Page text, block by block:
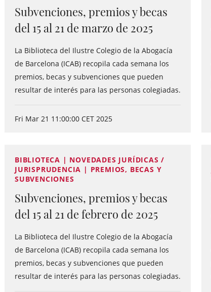
Subvenciones, premios y becas
del 15 al 21 de marzo de 2025
La Biblioteca del Ilustre Colegio de la Abogacía
de Barcelona (ICAB) recopila cada semana los
premios, becas y subvenciones que pueden
resultar de interés para las personas colegiadas.
Fri Mar 21 11:00:00 CET 2025
BIBLIOTECA | NOVEDADES JURÍDICAS /
JURISPRUDENCIA | PREMIOS, BECAS Y
SUBVENCIONES
Subvenciones, premios y becas
del 15 al 21 de febrero de 2025
La Biblioteca del Ilustre Colegio de la Abogacía
de Barcelona (ICAB) recopila cada semana los
premios, becas y subvenciones que pueden
resultar de interés para las personas colegiadas.